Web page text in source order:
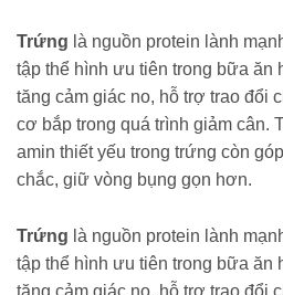
Trứng là nguồn protein lành
tập thể hình ưu tiên trong bữa ăn
tăng cảm giác no, hỗ trợ trao đổi
cơ bắp trong quá trình giảm cân.
amin thiết yếu trong trứng còn
chắc, giữ vòng bụng gọn hơn.
Trứng là nguồn protein lành
tập thể hình ưu tiên trong bữa ăn
tăng cảm giác no, hỗ trợ trao đổi